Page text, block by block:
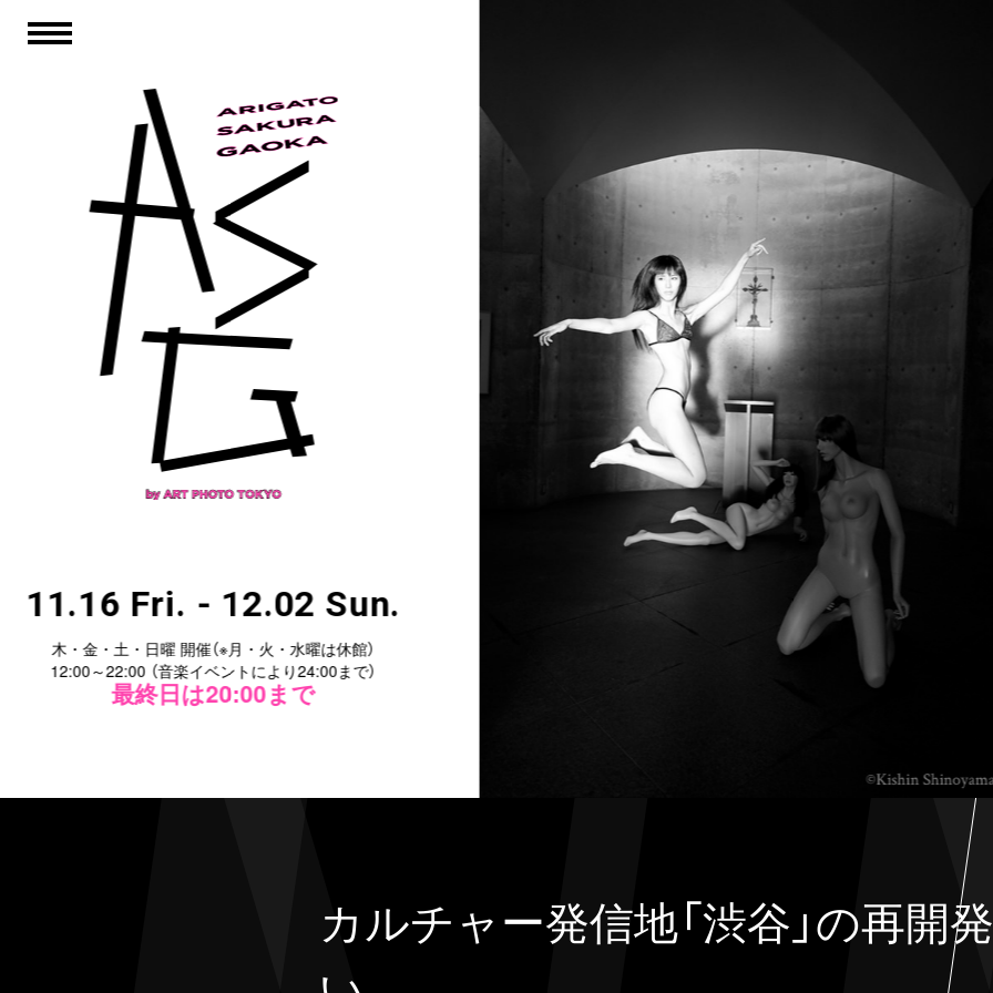
休館）
まで）
カルチャー発信地「渋谷」の再開